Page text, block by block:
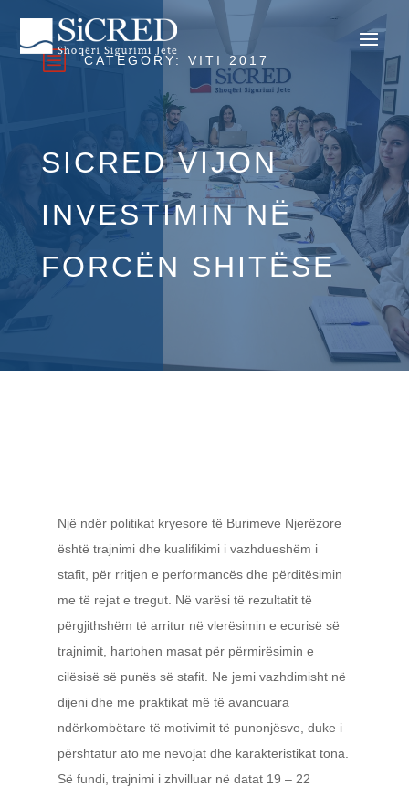
b CATEGORY: VITI 2017
SICRED VIJON
INVESTIMIN NË
FORCËN SHITËSE
Një ndër politikat kryesore të Burimeve Njerëzore
është trajnimi dhe kualifikimi i vazhdueshëm i
stafit, për rritjen e performancës dhe përditësimin
me të rejat e tregut. Në varësi të rezultatit të
përgjithshëm të arritur në vlerësimin e ecurisë së
trajnimit, hartohen masat për përmirësimin e
cilësisë së punës së stafit. Ne jemi vazhdimisht në
dijeni dhe me praktikat më të avancuara
ndërkombëtare të motivimit të punonjësve, duke i
përshtatur ato me nevojat dhe karakteristikat tona.
Së fundi, trajnimi i zhvilluar në datat 19 – 22